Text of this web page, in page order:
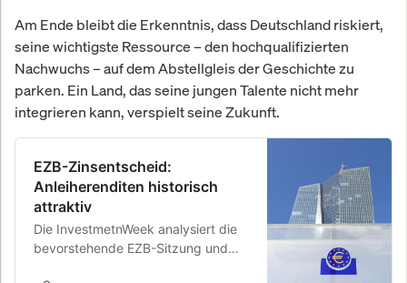
Am Ende bleibt die Erkenntnis, dass Deutschland riskiert,
seine wichtigste Ressource – den hochqualifizierten
Nachwuchs – auf dem Abstellgleis der Geschichte zu
parken. Ein Land, das seine jungen Talente nicht mehr
integrieren kann, verspielt seine Zukunft.
EZB-Zinsentscheid:
Anleiherenditen historisch
attraktiv
Die InvestmetnWeek analysiert die
bevorstehende EZB-Sitzung und